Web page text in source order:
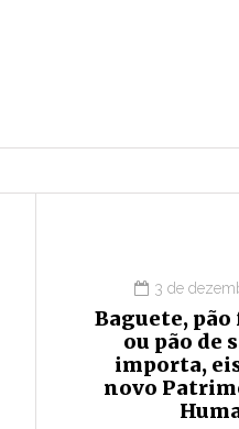
3 de
Baguete,
ou pão de
importa,
novo